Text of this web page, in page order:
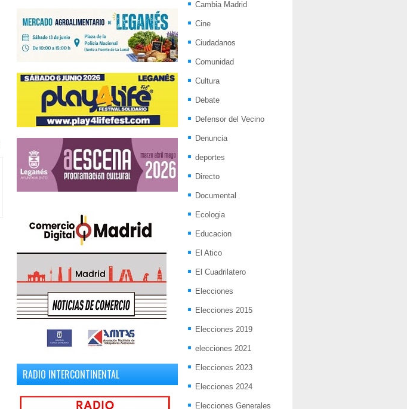
RADIO INTERCONTINENTAL
Cambia Madrid
Cine
Ciudadanos
Comunidad
Cultura
Debate
Defensor del Vecino
Denuncia
deportes
Directo
Documental
Ecologia
Educacion
El Atico
El Cuadrilatero
Elecciones
Elecciones 2015
Elecciones 2019
elecciones 2021
Elecciones 2023
Elecciones 2024
Elecciones Generales